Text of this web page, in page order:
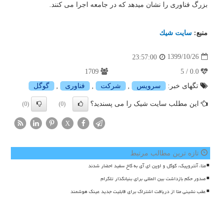
بزرگ فناوری را نشان میدهد که در جامعه اجرا می کنند.
منبع: سایت شیك
1399/10/26
23:57:00
تگهای خبر:
سرویس شركت فناوری گوگل
این مطلب سایت شیک را می پسندید؟ (0)
(0)
X
تازه ترین مطالب مرتبط
متا، آنتروپیک، گوگل و اوپن ای آی به کاخ سفید احضار شدند
صدور حکم بازداشت بین المللی برای بنیانگذار تلگرام
عقب نشینی متا از دریافت اشتراک برای قابلیت جدید عینک هوشمند